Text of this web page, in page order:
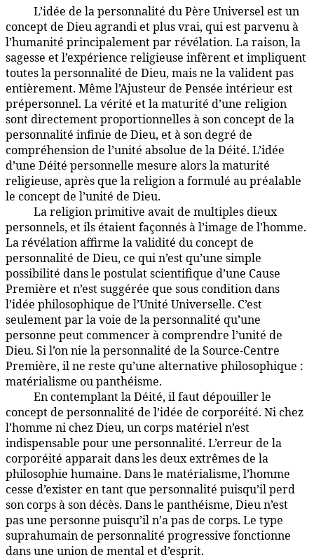
L’idée de la personnalité du Père Universel est un
concept de Dieu agrandi et plus vrai, qui est parvenu à
l’humanité principalement par révélation. La raison, la
sagesse et l’expérience religieuse infèrent et impliquent
toutes la personnalité de Dieu, mais ne la valident pas
entièrement. Même l’Ajusteur de Pensée intérieur est
prépersonnel. La vérité et la maturité d’une religion
sont directement proportionnelles à son concept de la
personnalité infinie de Dieu, et à son degré de
compréhension de l’unité absolue de la Déité. L’idée
d’une Déité personnelle mesure alors la maturité
religieuse, après que la religion a formulé au préalable
le concept de l’unité de Dieu.
La religion primitive avait de multiples dieux
personnels, et ils étaient façonnés à l’image de l’homme.
La révélation affirme la validité du concept de
personnalité de Dieu, ce qui n’est qu’une simple
possibilité dans le postulat scientifique d’une Cause
Première et n’est suggérée que sous condition dans
l’idée philosophique de l’Unité Universelle. C’est
seulement par la voie de la personnalité qu’une
personne peut commencer à comprendre l’unité de
Dieu. Si l’on nie la personnalité de la Source-Centre
Première, il ne reste qu’une alternative philosophique :
matérialisme ou panthéisme.
En contemplant la Déité, il faut dépouiller le
concept de personnalité de l’idée de corporéité. Ni chez
l’homme ni chez Dieu, un corps matériel n’est
indispensable pour une personnalité. L’erreur de la
corporéité apparait dans les deux extrêmes de la
philosophie humaine. Dans le matérialisme, l’homme
cesse d’exister en tant que personnalité puisqu’il perd
son corps à son décès. Dans le panthéisme, Dieu n’est
pas une personne puisqu’il n’a pas de corps. Le type
suprahumain de personnalité progressive fonctionne
dans une union de mental et d’esprit.